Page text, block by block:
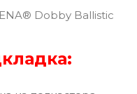
Dobby Ballistic